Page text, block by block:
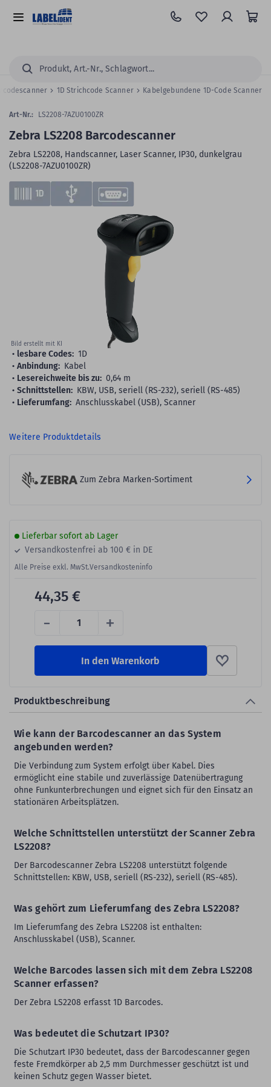
Hauptinhalt
springen
Alle
Suchen...
1D Strichcode Scanner Kabelgebundene 1D-Code Scanner
Zum
der
Bild erstellt mit KI
Skip
to
the
Zebra LS2208 Barcodescanner
Zebra LS2208, Handscanner, Laser Scanner, IP30, dunkelgrau
(LS2208-7AZU0100ZR)
Art-Nr.: LS2208-7AZU0100ZR
lesbare Codes: 1D
Anbindung: Kabel
Lesereichweite bis zu: 0,64 m
Schnittstellen: KBW, USB, seriell (RS-232), seriell (RS-485)
Lieferumfang: Anschlusskabel (USB), Scanner
Weitere Produktdetails
Zum Zebra Marken-Sortiment
Lieferbar sofort ab Lager
Versandkostenfrei ab 100 € in DE
Alle Preise exkl. MwSt.Versandkosteninfo
- +
44,35 €
In den Warenkorb
Produktbeschreibung
Wie kann der Barcodescanner an das System
angebunden werden?
Die Verbindung zum System erfolgt über Kabel. Dies
ermöglicht eine stabile und zuverlässige Datenübertragung
ohne Funkunterbrechungen und eignet sich für den Einsatz an
stationären Arbeitsplätzen.
Welche Schnittstellen unterstützt der Scanner Zebra
LS2208?
Der Barcodescanner Zebra LS2208 unterstützt folgende
Schnittstellen: KBW, USB, seriell (RS-232), seriell (RS-485).
Was gehört zum Lieferumfang des Zebra LS2208?
Im Lieferumfang des Zebra LS2208 ist enthalten:
Anschlusskabel (USB), Scanner.
Welche Barcodes lassen sich mit dem Zebra LS2208
Scanner erfassen?
Der Zebra LS2208 erfasst 1D Barcodes.
Was bedeutet die Schutzart IP30?
Die Schutzart IP30 bedeutet, dass der Barcodescanner gegen
feste Fremdkörper ab 2,5 mm Durchmesser geschützt ist und
keinen Schutz gegen Wasser bietet.